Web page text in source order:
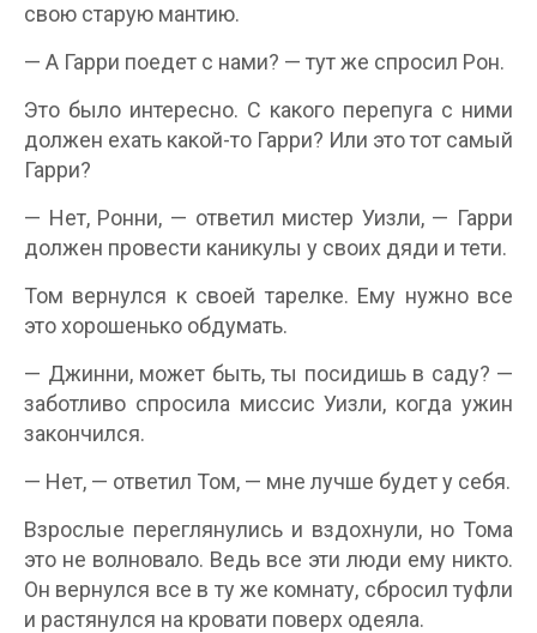
свою старую мантию.
— А Гарри поедет с нами? — тут же спросил Рон.
Это было интересно. С какого перепуга с ними
должен ехать какой-то Гарри? Или это тот самый
Гарри?
— Нет, Ронни, — ответил мистер Уизли, — Гарри
должен провести каникулы у своих дяди и тети.
Том вернулся к своей тарелке. Ему нужно все
это хорошенько обдумать.
— Джинни, может быть, ты посидишь в саду? —
заботливо спросила миссис Уизли, когда ужин
закончился.
— Нет, — ответил Том, — мне лучше будет у себя.
Взрослые переглянулись и вздохнули, но Тома
это не волновало. Ведь все эти люди ему никто.
Он вернулся все в ту же комнату, сбросил туфли
и растянулся на кровати поверх одеяла.